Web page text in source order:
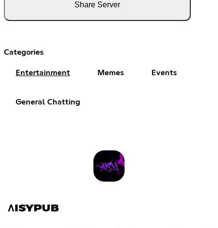
Share Server
Categories
Entertainment Memes Events
General Chatting
ΛISYPUB